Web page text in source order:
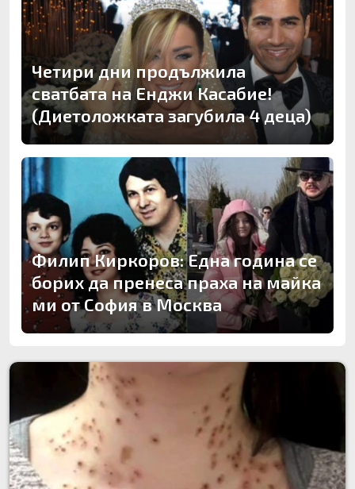
Четири дни продължила
сватбата на Енджи Касабие!
(Диетоложката загубила 4 деца)
Филип Киркоров: Една година се
борих да пренеса праха на майка
ми от София в Москва